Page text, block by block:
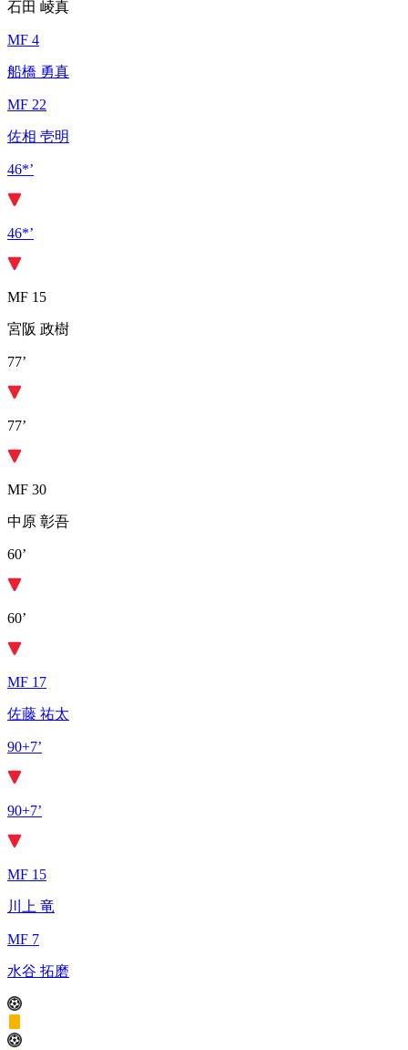
石田 崚真
MF 4
船橋 勇真
MF 22
佐相 壱明
46*’
46*’
MF 15
宮阪 政樹
77’
77’
MF 30
中原 彰吾
60’
60’
MF 17
佐藤 祐太
90+7’
90+7’
MF 15
川上 竜
MF 7
水谷 拓磨